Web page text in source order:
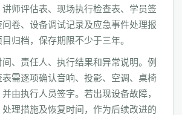
师评估表、现场执行检查表、学员签
卷、设备调试记录及应急事件处理报
归档，保存期限不少于三年。
、责任人、执行结果和异常说明。例
需逐项确认音响、投影、空调、桌椅
由执行人员签字。若出现设备故障，
理措施及恢复时间，作为后续改进的